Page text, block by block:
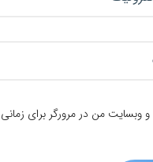
و وبسایت من در مرورگر برای